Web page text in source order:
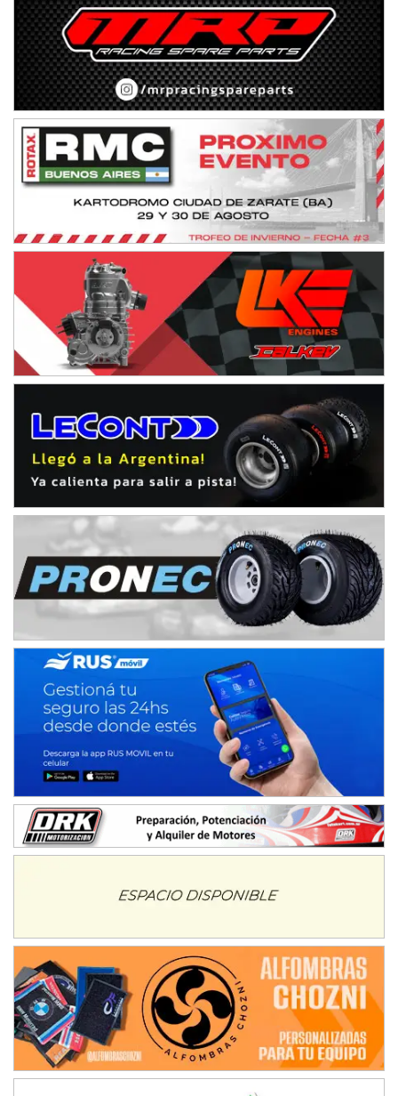
Ciudad de Avellaneda (Asfalto)
Avellaneda (Santa Fe)
SUR SANTAFESINO - F4
José Samuel Sánchez (Tierra)
Rufino (Santa Fe)
TUCUMANO - F5
Juan Navarro (Asfalto)
El Timbó (Tucumán)